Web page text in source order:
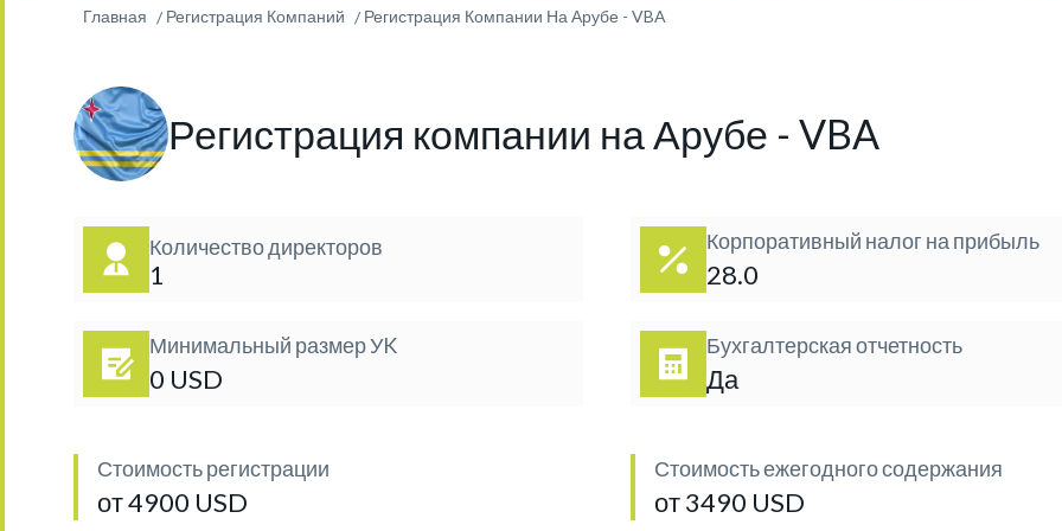
Главная Регистрация Компаний Регистрация Компании На Арубе - VBA
Регистрация компании на Арубе - VBA
Количество директоров
1
Корпоративный налог на прибыль
28.0
Минимальный размер УK
0 USD
Бухгалтерская отчетность
Да
Стоимость регистрации
от 4900 USD
Стоимость ежегодного содержания
от 3490 USD